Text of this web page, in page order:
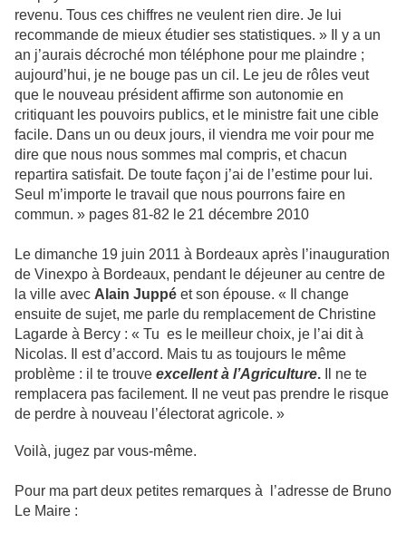
revenu. Tous ces chiffres ne veulent rien dire. Je lui
recommande de mieux étudier ses statistiques. » Il y a un
an j’aurais décroché mon téléphone pour me plaindre ;
aujourd’hui, je ne bouge pas un cil. Le jeu de rôles veut
que le nouveau président affirme son autonomie en
critiquant les pouvoirs publics, et le ministre fait une cible
facile. Dans un ou deux jours, il viendra me voir pour me
dire que nous nous sommes mal compris, et chacun
repartira satisfait. De toute façon j’ai de l’estime pour lui.
Seul m’importe le travail que nous pourrons faire en
commun. » pages 81-82 le 21 décembre 2010
Le dimanche 19 juin 2011 à Bordeaux après l’inauguration
de Vinexpo à Bordeaux, pendant le déjeuner au centre de
la ville avec Alain Juppé et son épouse. « Il change
ensuite de sujet, me parle du remplacement de Christine
Lagarde à Bercy : « Tu es le meilleur choix, je l’ai dit à
Nicolas. Il est d’accord. Mais tu as toujours le même
problème : il te trouve excellent à l’Agriculture. Il ne te
remplacera pas facilement. Il ne veut pas prendre le risque
de perdre à nouveau l’électorat agricole. »
Voilà, jugez par vous-même.
Pour ma part deux petites remarques à l’adresse de Bruno
Le Maire :